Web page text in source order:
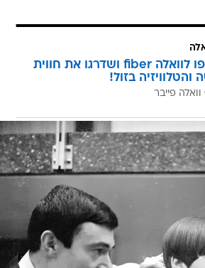
הצטרפו לוואלה fiber ושדרגו את חווית
והטלוויזיה בזול!
פייבר